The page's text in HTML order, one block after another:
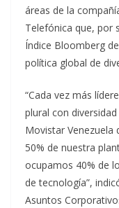
áreas de la
Telefónica que, por
Índice Bloomberg
política global de
“Cada vez más
plural con
Movistar Venezuela
50% de nuestra
ocupamos 40% de
de tecnología”,
Asuntos